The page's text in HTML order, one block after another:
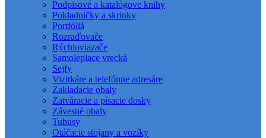
Podpisové a katalógove knihy
Pokladničky a skrinky
Portfóliá
Rozraďovače
Rýchloviazače
Samolepiace vrecká
Sejfy
Vizitkáre a telefónne adresáre
Zakladacie obaly
Zatváracie a písacie dosky
Závesné obaly
Tubusy
Otáčacie stojany a vozíky